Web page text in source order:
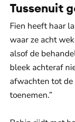
Tussenuit
Fien heeft haar
waar ze acht
alsof de
bleek achteraf
afwachten tot
toenemen.”